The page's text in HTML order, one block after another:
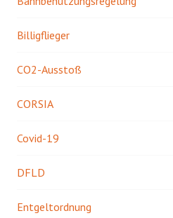
Billigflieger
CO2-Ausstoß
CORSIA
Covid-19
DFLD
Entgeltordnung